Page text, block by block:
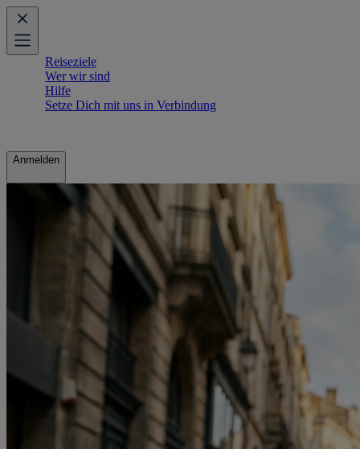
Reiseziele
Wer wir sind
Hilfe
Setze Dich mit uns in Verbindung
Anmelden